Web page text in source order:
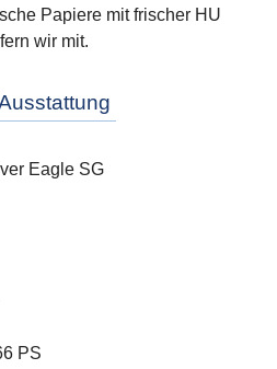
Papiere mit frischer HU
wir mit.
Eagle SG
PS